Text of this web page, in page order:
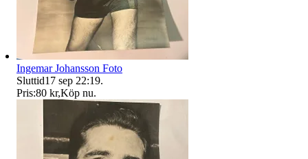
Ingemar Johansson Foto
Sluttid17 sep 22:19.
Pris:80 kr,Köp nu.